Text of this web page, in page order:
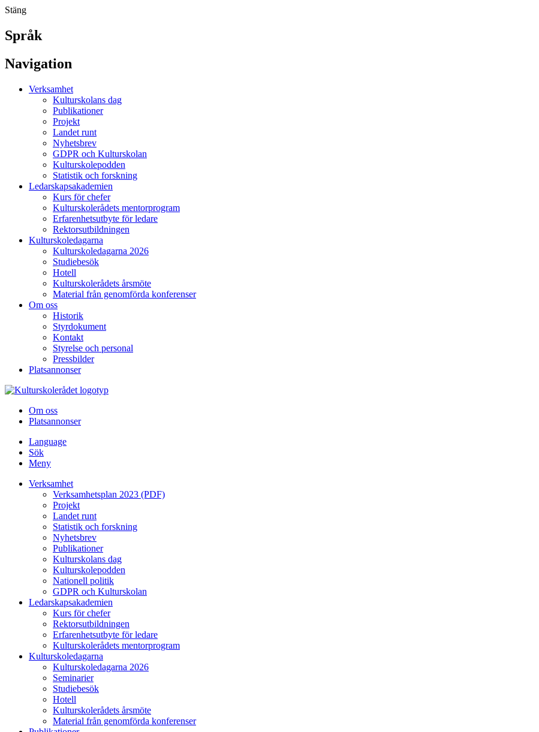
Stäng
Språk
Navigation
Verksamhet
Kulturskolans dag
Publikationer
Projekt
Landet runt
Nyhetsbrev
GDPR och Kulturskolan
Kulturskolepodden
Statistik och forskning
Ledarskapsakademien
Kurs för chefer
Kulturskolerådets mentorprogram
Erfarenhetsutbyte för ledare
Rektorsutbildningen
Kulturskoledagarna
Kulturskoledagarna 2026
Studiebesök
Hotell
Kulturskolerådets årsmöte
Material från genomförda konferenser
Om oss
Historik
Styrdokument
Kontakt
Styrelse och personal
Pressbilder
Platsannonser
Hoppa till innehållet
Om oss
Platsannonser
Language
Sök
Meny
Verksamhet
Verksamhetsplan 2023 (PDF)
Projekt
Landet runt
Statistik och forskning
Nyhetsbrev
Publikationer
Kulturskolans dag
Kulturskolepodden
Nationell politik
GDPR och Kulturskolan
Ledarskapsakademien
Kurs för chefer
Rektorsutbildningen
Erfarenhetsutbyte för ledare
Kulturskolerådets mentorprogram
Kulturskoledagarna
Kulturskoledagarna 2026
Seminarier
Studiebesök
Hotell
Kulturskolerådets årsmöte
Material från genomförda konferenser